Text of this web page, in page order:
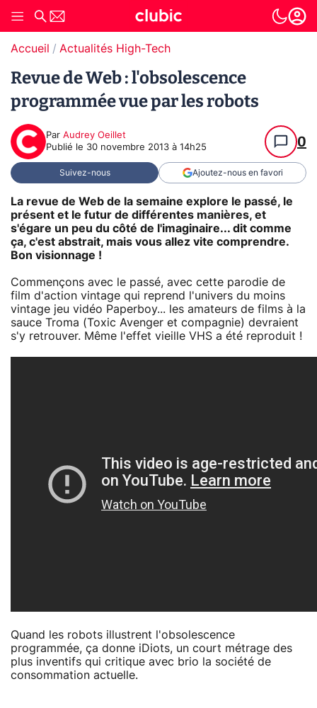
Accueil Actualités High-Tech
Revue de Web : l'obsolescence
programmée vue par les robots
Par Audrey Oeillet
Publié le 30 novembre 2013 à 14h25 0
Suivez-nous Ajoutez-nous en favori
La revue de Web de la semaine explore le passé, le
présent et le futur de différentes manières, et
s'égare un peu du côté de l'imaginaire... dit comme
ça, c'est abstrait, mais vous allez vite comprendre.
Bon visionnage !
Commençons avec le passé, avec cette parodie de
film d'action vintage qui reprend l'univers du moins
vintage jeu vidéo Paperboy... les amateurs de films à la
sauce Troma (Toxic Avenger et compagnie) devraient
s'y retrouver. Même l'effet vieille VHS a été reproduit !
Quand les robots illustrent l'obsolescence
programmée, ça donne iDiots, un court métrage des
plus inventifs qui critique avec brio la société de
consommation actuelle.